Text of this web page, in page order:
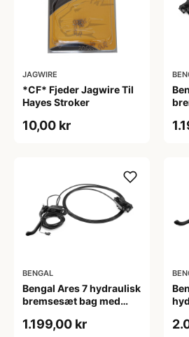
JAGWIRE
*CF* Fjeder Jagwire Til
Hayes Stroker
10,00 kr
BENGAL
Bengal Ares 7 hydraulisk
bremsesæt bag med
cykler
1.199,00 kr